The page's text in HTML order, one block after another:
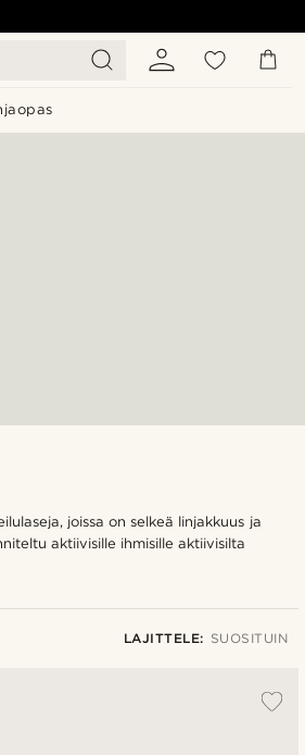
joissa on selkeä linjakkuus ja
aktiivisille ihmisille aktiivisilta
LAJITTELE: SUOSITUIN